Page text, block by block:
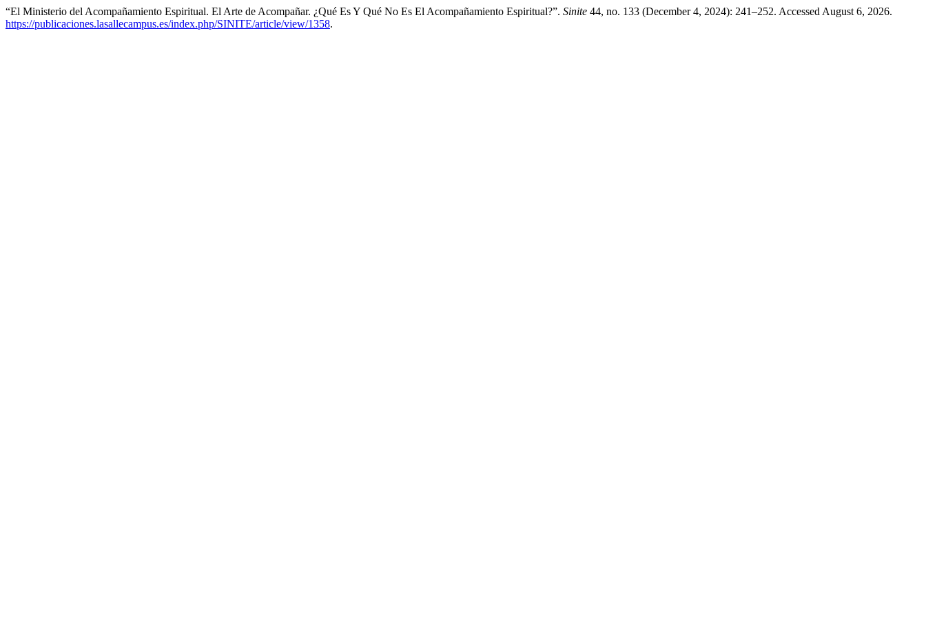
“El Ministerio del Acompañamiento Espiritual. El Arte de Acompañar. ¿Qué Es Y Qué No Es El Acompañamiento Espiritual?”. Sinite 44, no. 133 (December 4, 2024): 241–252. Accessed August 6, 2026.
https://publicaciones.lasallecampus.es/index.php/SINITE/article/view/1358.